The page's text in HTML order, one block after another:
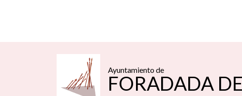
Ayuntamiento de
FORADADA